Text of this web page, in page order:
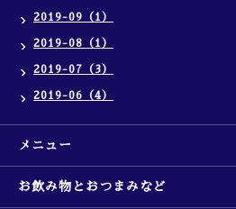
2019-09（1）
2019-08（1）
2019-07（3）
2019-06（4）
メニュー
お飲み物とおつまみなど